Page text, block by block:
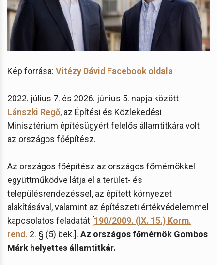
Kép forrása: Vitézy Dávid Facebook oldala
2022. július 7. és 2026. június 5. napja között
Lánszki Regő, az Építési és Közlekedési
Minisztérium építésügyért felelős államtitkára volt
az országos főépítész.
Az országos főépítész az országos főmérnökkel
együttműködve látja el a terület- és
településrendezéssel, az épített környezet
alakításával, valamint az építészeti értékvédelemmel
kapcsolatos feladatát [190/2009. (IX. 15.) Korm.
rend. 2. § (5) bek.]. Az országos főmérnök Gombos
Márk helyettes államtitkár.